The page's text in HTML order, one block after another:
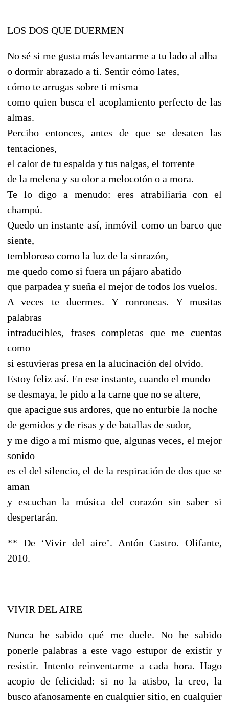
LOS DOS QUE DUERMEN
No sé si me gusta más levantarme a tu lado al alba
o dormir abrazado a ti. Sentir cómo lates,
cómo te arrugas sobre ti misma
como quien busca el acoplamiento perfecto de las
almas.
Percibo entonces, antes de que se desaten las
tentaciones,
el calor de tu espalda y tus nalgas, el torrente
de la melena y su olor a melocotón o a mora.
Te lo digo a menudo: eres atrabiliaria con el
champú.
Quedo un instante así, inmóvil como un barco que
siente,
tembloroso como la luz de la sinrazón,
me quedo como si fuera un pájaro abatido
que parpadea y sueña el mejor de todos los vuelos.
A veces te duermes. Y ronroneas. Y musitas
palabras
intraducibles, frases completas que me cuentas
como
si estuvieras presa en la alucinación del olvido.
Estoy feliz así. En ese instante, cuando el mundo
se desmaya, le pido a la carne que no se altere,
que apacigue sus ardores, que no enturbie la noche
de gemidos y de risas y de batallas de sudor,
y me digo a mí mismo que, algunas veces, el mejor
sonido
es el del silencio, el de la respiración de dos que se
aman
y escuchan la música del corazón sin saber si
despertarán.
** De ‘Vivir del aire’. Antón Castro. Olifante,
2010.
VIVIR DEL AIRE
Nunca he sabido qué me duele. No he sabido
ponerle palabras a este vago estupor de existir y
resistir. Intento reinventarme a cada hora. Hago
acopio de felicidad: si no la atisbo, la creo, la
busco afanosamente en cualquier sitio, en cualquier